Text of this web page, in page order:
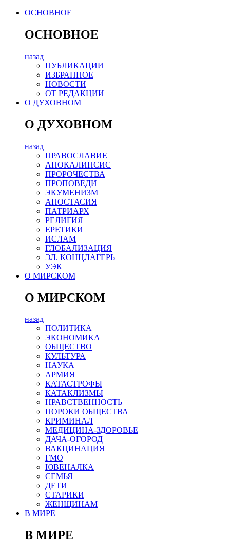
ОСНОВНОЕ
ОСНОВНОЕ
назад
ПУБЛИКАЦИИ
ИЗБРАННОЕ
НОВОСТИ
ОТ РЕДАКЦИИ
О ДУХОВНОМ
О ДУХОВНОМ
назад
ПРАВОСЛАВИЕ
АПОКАЛИПСИС
ПРОРОЧЕСТВА
ПРОПОВЕДИ
ЭКУМЕНИЗМ
АПОСТАСИЯ
ПАТРИАРХ
РЕЛИГИЯ
ЕРЕТИКИ
ИСЛАМ
ГЛОБАЛИЗАЦИЯ
ЭЛ. КОНЦЛАГЕРЬ
УЭК
О МИРСКОМ
О МИРСКОМ
назад
ПОЛИТИКА
ЭКОНОМИКА
ОБЩЕСТВО
КУЛЬТУРА
НАУКА
АРМИЯ
КАТАСТРОФЫ
КАТАКЛИЗМЫ
НРАВСТВЕННОСТЬ
ПОРОКИ ОБЩЕСТВА
КРИМИНАЛ
МЕДИЦИНА-ЗДОРОВЬЕ
ДАЧА-ОГОРОД
ВАКЦИНАЦИЯ
ГМО
ЮВЕНАЛКА
СЕМЬЯ
ДЕТИ
СТАРИКИ
ЖЕНЩИНАМ
В МИРЕ
В МИРЕ